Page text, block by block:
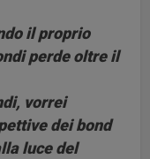
il proprio
perde oltre il
vorrei
dei bond
luce del